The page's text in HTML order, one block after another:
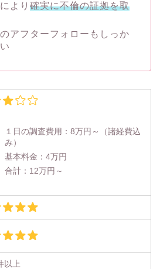
より 確実に不倫の証拠を取
アフターフォローもしっか
１日の調査費用： 8万円～
（諸経費込
み）
基本料金：4万円
合計：12万円～
以上